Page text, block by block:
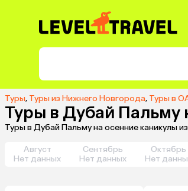
Туры, Туры из Нижнего Новгорода, Туры в
Туры в Дубай Пальму
Туры в Дубай Пальму на осенние каникулы
Август
Нет данных
Сентябрь
Нет данных
Октябрь
Нет